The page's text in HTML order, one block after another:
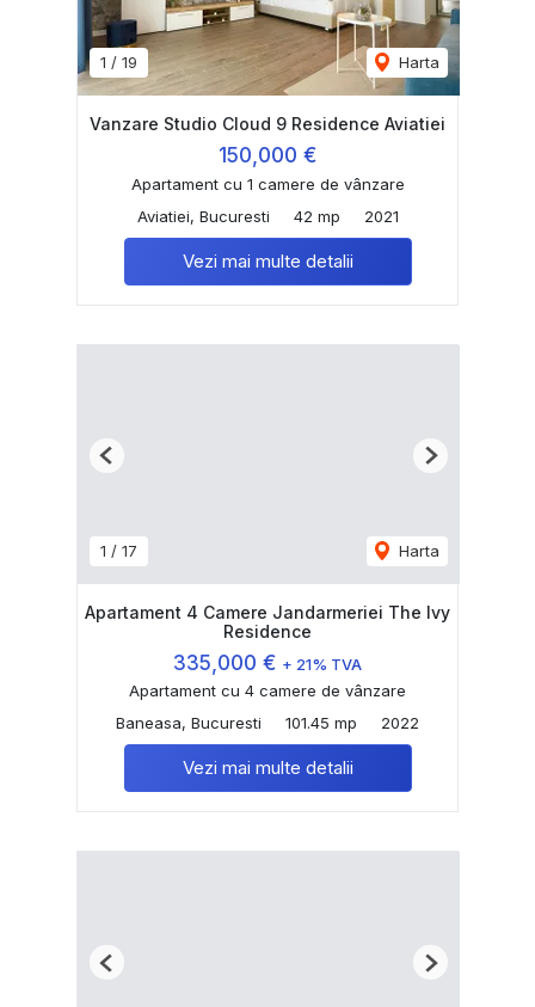
1 / 19 Harta
Vanzare Studio Cloud 9 Residence Aviatiei
150,000 €
Apartament cu 1 camere de vânzare
Aviatiei, Bucuresti
42 mp 2021
Vezi mai multe detalii
1 / 17 Harta
Previous Next
Apartament 4 Camere Jandarmeriei The Ivy
Residence
335,000 € + 21% TVA
Apartament cu 4 camere de vânzare
Baneasa, Bucuresti
101.45 mp 2022
Vezi mai multe detalii
Previous Next